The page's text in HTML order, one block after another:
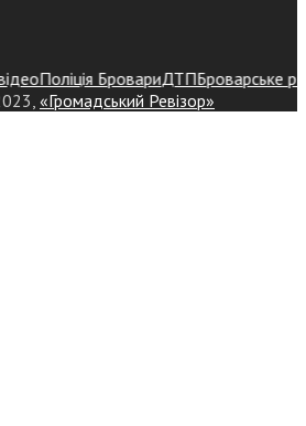
Поліція БровариДТПБроварське
«Громадський Ревізор»